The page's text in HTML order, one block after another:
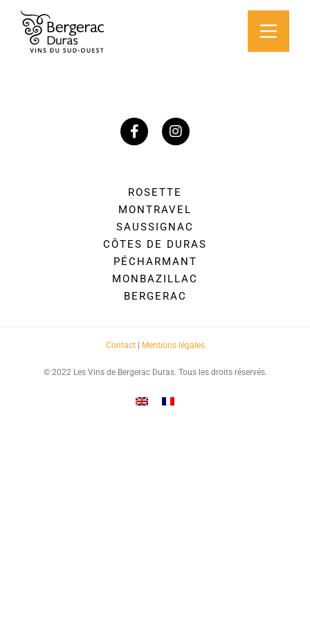
ROSETTE
MONTRAVEL
SAUSSIGNAC
CÔTES DE DURAS
PÉCHARMANT
MONBAZILLAC
BERGERAC
Contact| Mentions légales
© 2022 Les Vins de Bergerac Duras. Tous les droits réservés.